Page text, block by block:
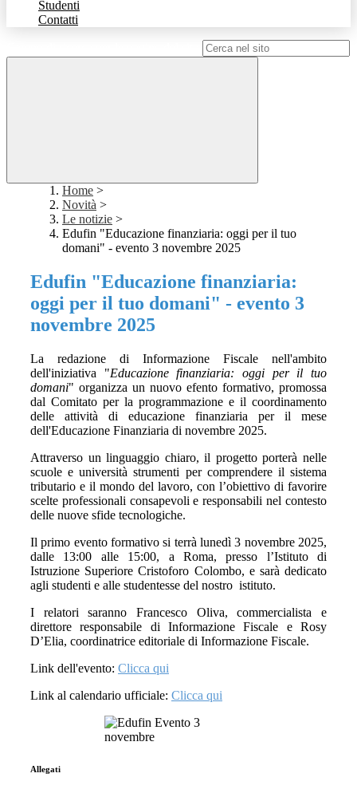
Studenti
Contatti
Home >
Novità >
Le notizie >
Edufin "Educazione finanziaria: oggi per il tuo
domani" - evento 3 novembre 2025
Edufin "Educazione finanziaria:
oggi per il tuo domani" - evento 3
novembre 2025
La redazione di Informazione Fiscale nell'ambito
dell'iniziativa "Educazione finanziaria: oggi per il tuo
domani" organizza un nuovo efento formativo, promossa
dal Comitato per la programmazione e il coordinamento
delle attività di educazione finanziaria per il mese
dell'Educazione Finanziaria di novembre 2025.
Attraverso un linguaggio chiaro, il progetto porterà nelle
scuole e università strumenti per comprendere il sistema
tributario e il mondo del lavoro, con l’obiettivo di favorire
scelte professionali consapevoli e responsabili nel contesto
delle nuove sfide tecnologiche.
Il primo evento formativo si terrà lunedì 3 novembre 2025,
dalle 13:00 alle 15:00, a Roma, presso l’Istituto di
Istruzione Superiore Cristoforo Colombo, e sarà dedicato
agli studenti e alle studentesse del nostro istituto.
I relatori saranno Francesco Oliva, commercialista e
direttore responsabile di Informazione Fiscale e Rosy
D’Elia, coordinatrice editoriale di Informazione Fiscale.
Link dell'evento: Clicca qui
Link al calendario ufficiale: Clicca qui
Allegati